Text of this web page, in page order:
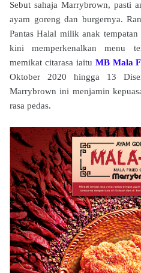
Sebut sahaja Marrybrown, pasti
ayam goreng dan burgernya.
Pantas Halal milik anak
kini memperkenalkan menu
memikat citarasa iaitu MB Mala
Oktober 2020 hingga 13
Marrybrown ini menjamin
rasa pedas.